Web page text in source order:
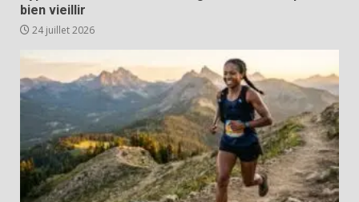
bien vieillir
24 juillet 2026